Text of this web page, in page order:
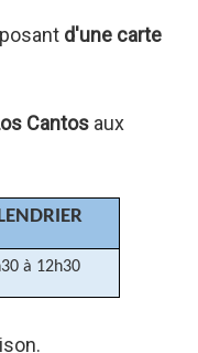
d'une carte
Cantos aux
à 12h30